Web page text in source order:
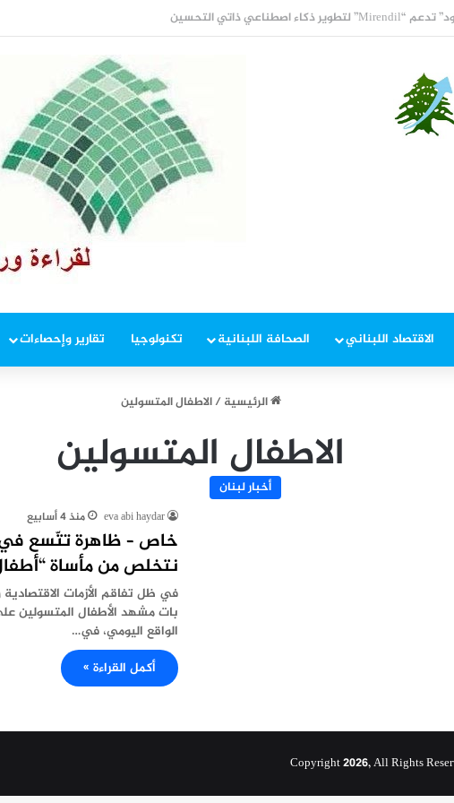
مطلوبين في إطار ملاحقة المخلين بالأمن
الاقتصاد اللبناني الصحافة اللبنانية تكنولوجيا تقارير وإحصاءات
الرئيسية / الاطفال المتسولين
الاطفال المتسولين
أخبار لبنان
eva abi haydar منذ 4 أسابيع
خاص – ظاهرة تتّسع
نتخلص من مأساة
في ظل تفاقم الأزمات الاقتصادية
بات مشهد الأطفال المتسولين
الواقع اليومي، في…
أكمل القراءة »